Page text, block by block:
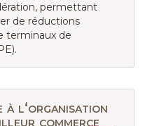
permettant
de réductions
terminaux de
l‘organisation
commerce